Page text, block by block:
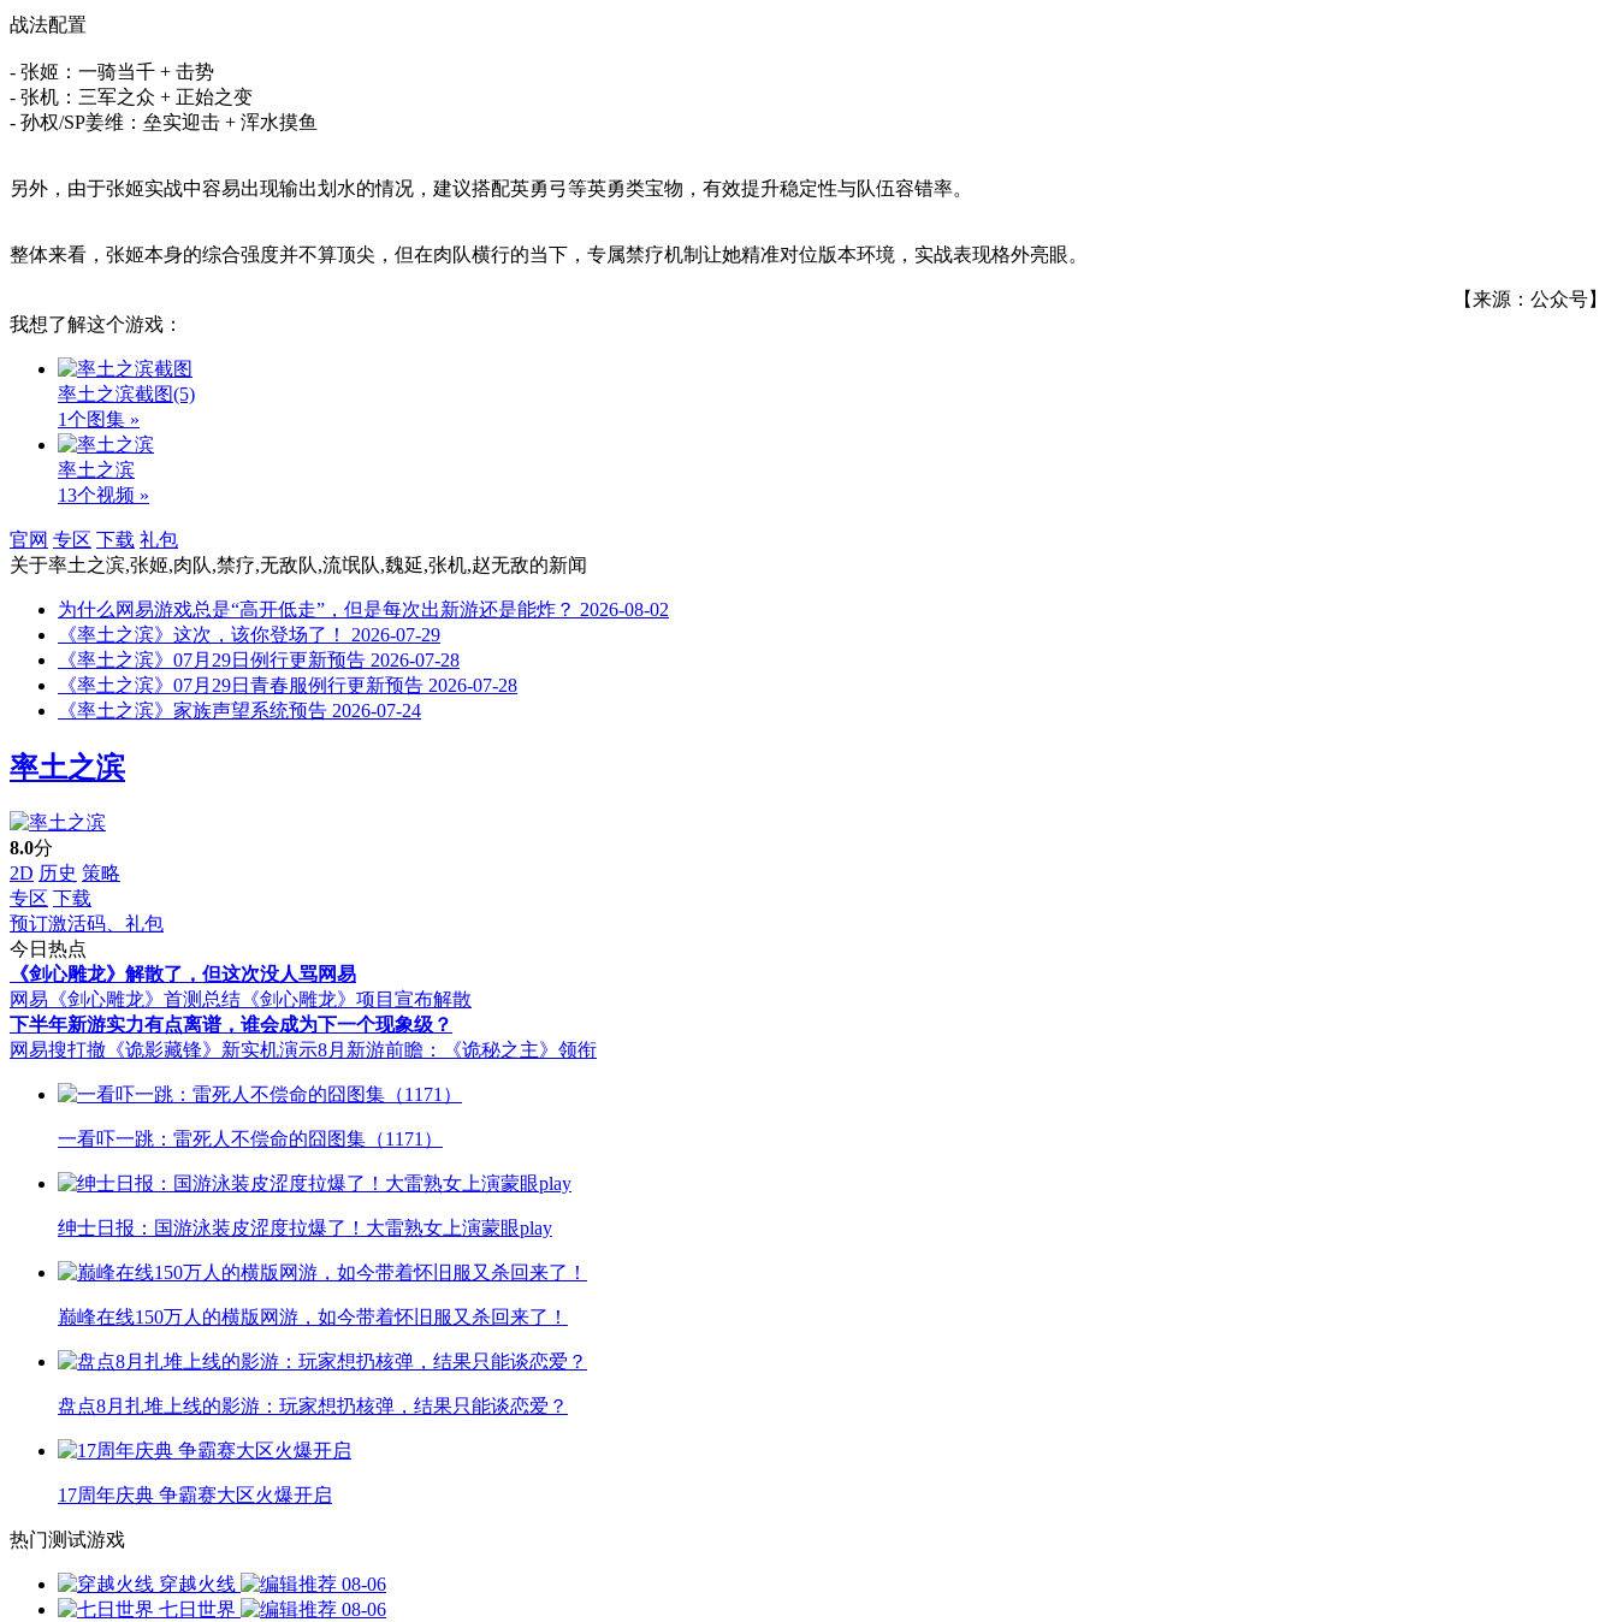
战法配置
- 张姬：一骑当千 + 击势
- 张机：三军之众 + 正始之变
- 孙权/SP姜维：垒实迎击 + 浑水摸鱼
另外，由于张姬实战中容易出现输出划水的情况，建议搭配英勇弓等英勇类宝物，有效提升稳定性与队伍容错率。
整体来看，张姬本身的综合强度并不算顶尖，但在肉队横行的当下，专属禁疗机制让她精准对位版本环境，实战表现格外亮眼。
【来源：公众号】
我想了解这个游戏：
率土之滨截图(5)
1个图集 »
率土之滨
13个视频 »
官网 专区 下载 礼包
关于率土之滨,张姬,肉队,禁疗,无敌队,流氓队,魏延,张机,赵无敌的新闻
为什么网易游戏总是“高开低走”，但是每次出新游还是能炸？ 2026-08-02
《率土之滨》这次，该你登场了！
2026-07-29
《率土之滨》07月29日例行更新预告 2026-07-28
《率土之滨》07月29日青春服例行更新预告 2026-07-28
《率土之滨》家族声望系统预告 2026-07-24
率土之滨
8.0分
2D 历史 策略
专区 下载
预订激活码、礼包
今日热点
《剑心雕龙》解散了，但这次没人骂网易
网易《剑心雕龙》首测总结 《剑心雕龙》项目宣布解散
下半年新游实力有点离谱，谁会成为下一个现象级？
网易搜打撤《诡影藏锋》新实机演示8月新游前瞻：《诡秘之主》领衔
一看吓一跳：雷死人不偿命的囧图集（1171）
绅士日报：国游泳装皮涩度拉爆了！大雷熟女上演蒙眼play
巅峰在线150万人的横版网游，如今带着怀旧服又杀回来了！
盘点8月扎堆上线的影游：玩家想扔核弹，结果只能谈恋爱？
17周年庆典 争霸赛大区火爆开启
热门测试游戏
穿越火线
08-06
七日世界
08-06